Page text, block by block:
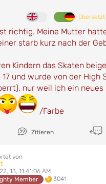
richtig. Meine Mutter
starb kurz nach der
Kindern das Skaten
und wurde von der High
nur weil ich ein neues
/Farbe
Zitieren
von
13, 11:41:06 AM
Member
3041